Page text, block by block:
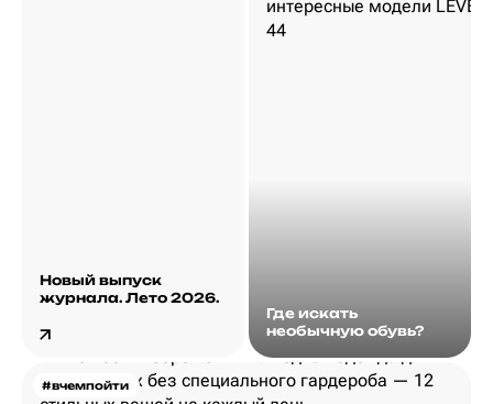
Новый выпуск
журнала. Лето 2026.
Где искать
необычную обувь?
#вчемпойти